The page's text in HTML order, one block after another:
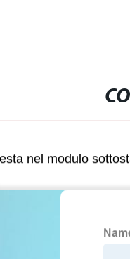
nel modulo